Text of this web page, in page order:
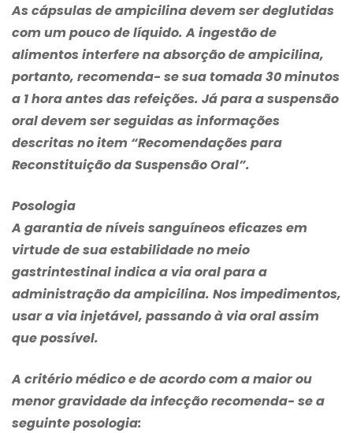
As cápsulas de ampicilina devem ser deglutidas
com um pouco de líquido. A ingestão de
alimentos interfere na absorção de ampicilina,
portanto, recomenda- se sua tomada 30 minutos
a 1 hora antes das refeições. Já para a suspensão
oral devem ser seguidas as informações
descritas no item “Recomendações para
Reconstituição da Suspensão Oral”.
Posologia
A garantia de níveis sanguíneos eficazes em
virtude de sua estabilidade no meio
gastrintestinal indica a via oral para a
administração da ampicilina. Nos impedimentos,
usar a via injetável, passando à via oral assim
que possível.
A critério médico e de acordo com a maior ou
menor gravidade da infecção recomenda- se a
seguinte posologia: